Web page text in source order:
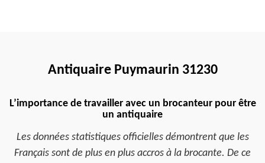
Antiquaire Puymaurin 31230
L’importance de travailler avec un brocanteur pour être
un antiquaire
Les données statistiques officielles démontrent que les
Français sont de plus en plus accros à la brocante. De ce